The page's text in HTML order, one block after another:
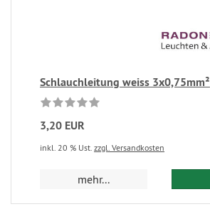
Schlauchleitung weiss 3x0,75mm²
3,20 EUR
inkl. 20 % Ust. zzgl. Versandkosten
mehr...